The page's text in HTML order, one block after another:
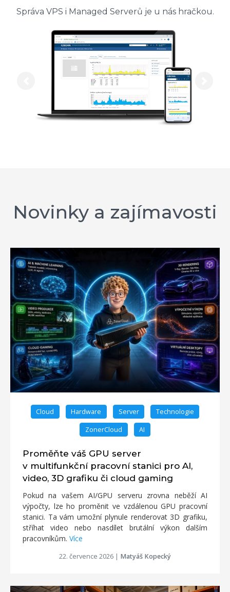
Správa VPS i Managed Serverů je u nás hračkou.
Novinky a zajímavosti
Cloud Hardware Server Technologie
ZonerCloud AI
Proměňte váš GPU server
v multifunkční pracovní stanici pro AI,
video, 3D grafiku či cloud gaming
Pokud na vašem AI/GPU serveru zrovna neběží AI
výpočty, lze ho proměnit ve vzdálenou GPU pracovní
stanici. Ta vám umožní plynule renderovat 3D grafiku,
stříhat video nebo nasdílet brutální výkon dalším
pracovníkům. Více
22. července 2026 | Matyáš Kopecký